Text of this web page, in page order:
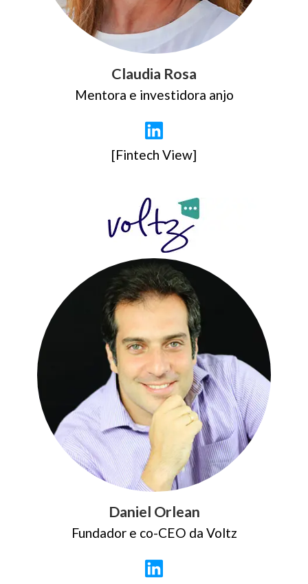
Claudia Rosa
Mentora e investidora anjo
[Fintech View]
Daniel Orlean
Fundador e co-CEO da Voltz